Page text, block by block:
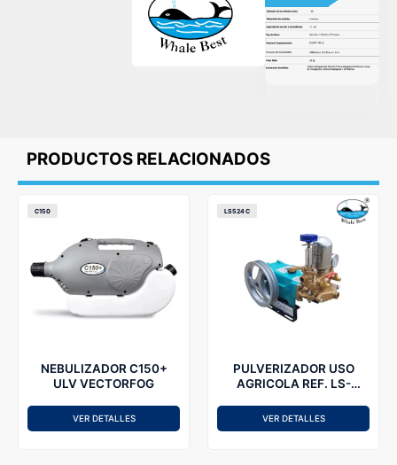
PRODUCTOS RELACIONADOS
C150
NEBULIZADOR C150+
ULV VECTORFOG
VER DETALLES
LS524C
PULVERIZADOR USO
AGRICOLA REF. LS-
VER DETALLES